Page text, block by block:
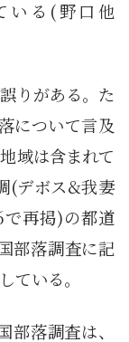
いる(野口他
りがある。た
について言及
域は含まれて
(デボス&我妻
で再掲)の都道
部落調査に記
ている。
落調査は、